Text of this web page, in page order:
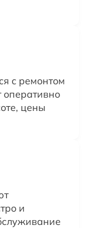
с ремонтом
оперативно
цены
и